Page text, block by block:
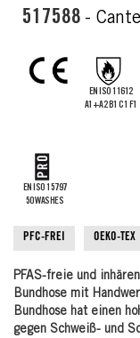
gallery
517588 -
EN ISO 11612
A1+A2 B1 C1 F1
EN ISO 15797
50 WASHES
PFC-FREI OEKO-TEX
PFAS-freie und
Bundhose mit
Bundhose hat einen
gegen Schweiß- und